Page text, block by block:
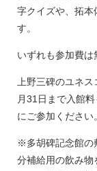
字クイズや、拓本
す。
いずれも参加費は
上野三碑のユネ
月31日まで入館
にご参加ください。
※多胡碑記念館の
分補給用の飲み物